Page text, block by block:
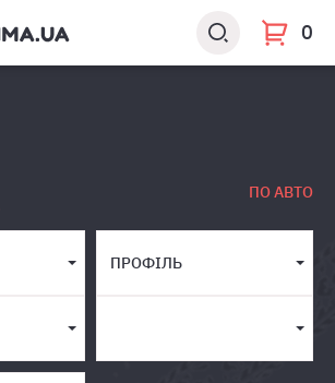
0
ПО АВТО
ПРОФІЛЬ